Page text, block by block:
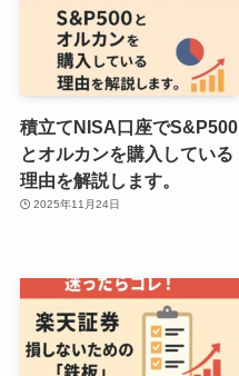
積立てNISA口座でS&P500
とオルカンを購入している
理由を解説します。
2025年11月24日